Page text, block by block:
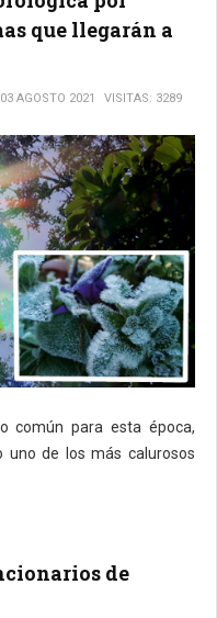
que llegarán a
03 AGOSTO 2021 VISITAS: 3289
común para esta época,
uno de los más calurosos
de